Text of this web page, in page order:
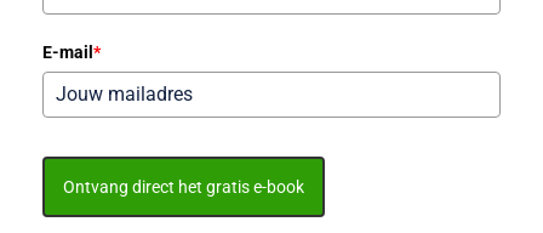
E-mail *
Ontvang direct het gratis e-book